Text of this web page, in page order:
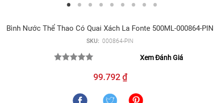
Bình Nước Thể Thao Có Quai Xách La Fonte 500ML-000864-PIN
SKU: 000864-PIN
Xem Đánh Giá
99.792 ₫